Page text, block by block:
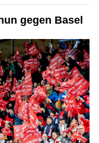
gegen Basel